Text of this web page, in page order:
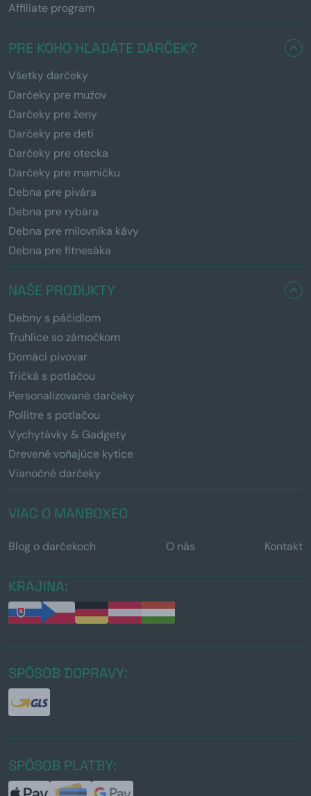
Affiliate program
PRE KOHO HĽADÁTE DARČEK?
Všetky darčeky
Darčeky pre mužov
Darčeky pre ženy
Darčeky pre deti
Darčeky pre otecka
Darčeky pre mamičku
Debna pre pivára
Debna pre rybára
Debna pre milovníka kávy
Debna pre fitnesáka
NAŠE PRODUKTY
Debny s páčidlom
Truhlice so zámočkom
Domáci pivovar
Tričká s potlačou
Personalizované darčeky
Pollitre s potlačou
Vychytávky & Gadgety
Drevené voňajúce kytice
Vianočné darčeky
VIAC O MANBOXEO
Blog o darčekoch O nás Kontakt
KRAJINA:
SPÔSOB DOPRAVY:
SPÔSOB PLATBY: